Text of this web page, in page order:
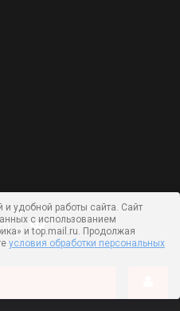
удобной работы сайта. Сайт
с использованием
и top.mail.ru. Продолжая
условия обработки персональных